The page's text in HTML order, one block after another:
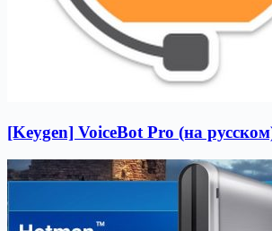
[Keygen] VoiceBot Pro (на